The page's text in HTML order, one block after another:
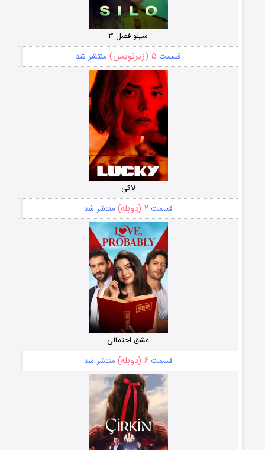
سیلو فصل ۳
قسمت ۵ (زیرنویس) منتشر شد
لاکی
قسمت ۲ (دوبله) منتشر شد
عشق احتمالی
قسمت ۶ (دوبله) منتشر شد